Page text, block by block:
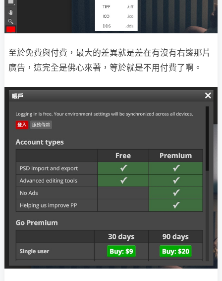
至於免費與付費，最大的差異就是差在有沒有右邊那片
廣告，這完全是佛心來著，等於就是不用付費了啊。